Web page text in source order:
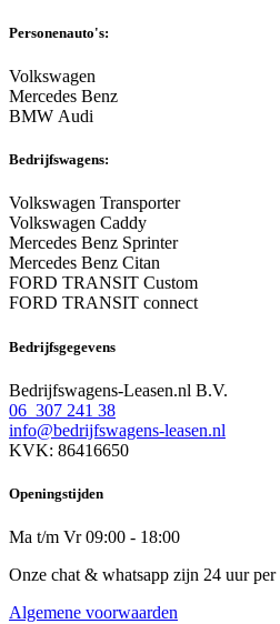
Personenauto's:
Volkswagen
Mercedes Benz
BMW Audi
Bedrijfswagens:
Volkswagen Transporter
Volkswagen Caddy
Mercedes Benz Sprinter
Mercedes Benz Citan
FORD TRANSIT Custom
FORD TRANSIT connect
Bedrijfsgegevens
Bedrijfswagens-Leasen.nl B.V.
06 307 241 38
info@bedrijfswagens-leasen.nl
KVK: 86416650
Openingstijden
Ma t/m Vr 09:00 - 18:00
Onze chat & whatsapp zijn 24 uur per
Algemene voorwaarden